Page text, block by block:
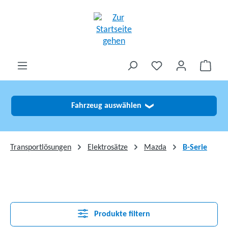
Fahrzeug auswählen ❯
Transportlösungen Elektrosätze Mazda B-Serie
Produkte filtern